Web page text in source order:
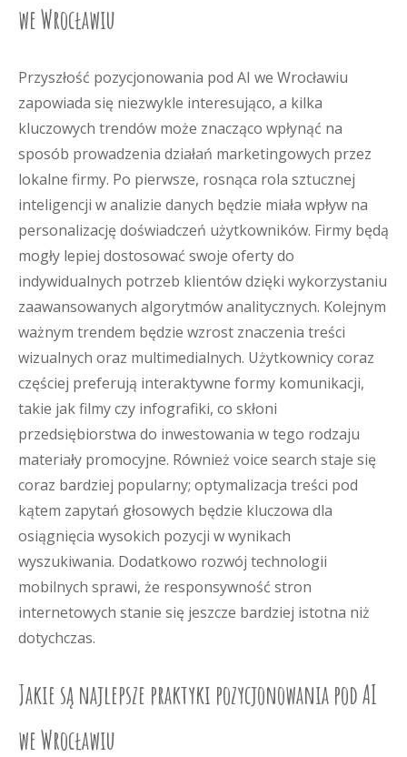
we Wrocławiu
Przyszłość pozycjonowania pod AI we Wrocławiu
zapowiada się niezwykle interesująco, a kilka
kluczowych trendów może znacząco wpłynąć na
sposób prowadzenia działań marketingowych przez
lokalne firmy. Po pierwsze, rosnąca rola sztucznej
inteligencji w analizie danych będzie miała wpływ na
personalizację doświadczeń użytkowników. Firmy będą
mogły lepiej dostosować swoje oferty do
indywidualnych potrzeb klientów dzięki wykorzystaniu
zaawansowanych algorytmów analitycznych. Kolejnym
ważnym trendem będzie wzrost znaczenia treści
wizualnych oraz multimedialnych. Użytkownicy coraz
częściej preferują interaktywne formy komunikacji,
takie jak filmy czy infografiki, co skłoni
przedsiębiorstwa do inwestowania w tego rodzaju
materiały promocyjne. Również voice search staje się
coraz bardziej popularny; optymalizacja treści pod
kątem zapytań głosowych będzie kluczowa dla
osiągnięcia wysokich pozycji w wynikach
wyszukiwania. Dodatkowo rozwój technologii
mobilnych sprawi, że responsywność stron
internetowych stanie się jeszcze bardziej istotna niż
dotychczas.
Jakie są najlepsze praktyki pozycjonowania pod AI
we Wrocławiu